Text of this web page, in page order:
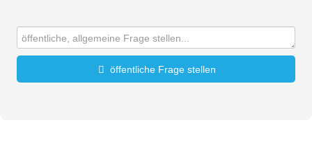
öffentliche Frage stellen